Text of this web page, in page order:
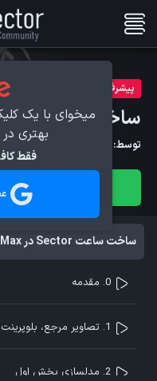
میخوای با یک
بهتری در CGSector داشته باشی؟
فقط
پیشرفته
ساخت ساعت Sector در 3ds Max
توسط: مصطفی رضائی
مشاهده
ساخت ساعت Sector در 3ds Max
0. مقدمه
1. تصاویر مرجع، بلوپرینت و آماده سازی صحنه
2. مدلسازی بخش اول